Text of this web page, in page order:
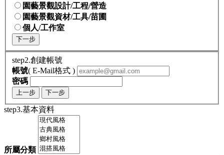
園藝景觀設計/工程/營造
園藝景觀資材/工具/苗圃
個人/工作室
下一步
step2.創建帳號
帳號( E-Mail格式 )
密碼
上一步 下一步
step3.基本資料
所屬分類